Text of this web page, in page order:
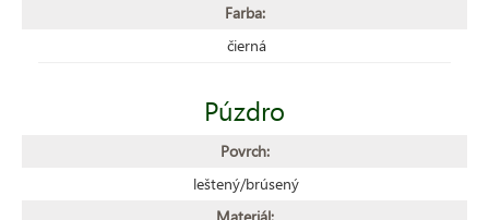
Farba:
čierná
Púzdro
Povrch:
leštený/brúsený
Materiál: